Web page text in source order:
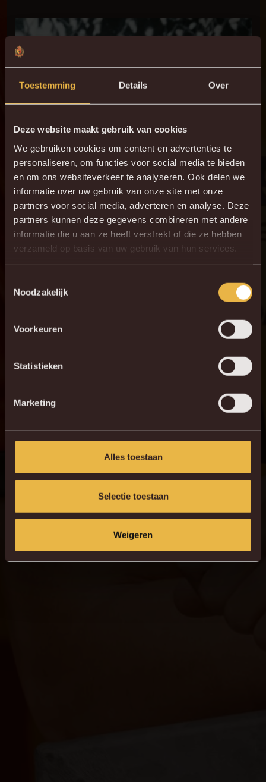
Toestemming Details Over
Deze website maakt gebruik van cookies
We gebruiken cookies om content en advertenties te
personaliseren, om functies voor social media te bieden
en om ons websiteverkeer te analyseren. Ook delen we
informatie over uw gebruik van onze site met onze
partners voor social media, adverteren en analyse. Deze
partners kunnen deze gegevens combineren met andere
informatie die u aan ze heeft verstrekt of die ze hebben
verzameld op basis van uw gebruik van hun services.
Noodzakelijk
Voorkeuren
Statistieken
Marketing
Alles toestaan
Selectie toestaan
Weigeren